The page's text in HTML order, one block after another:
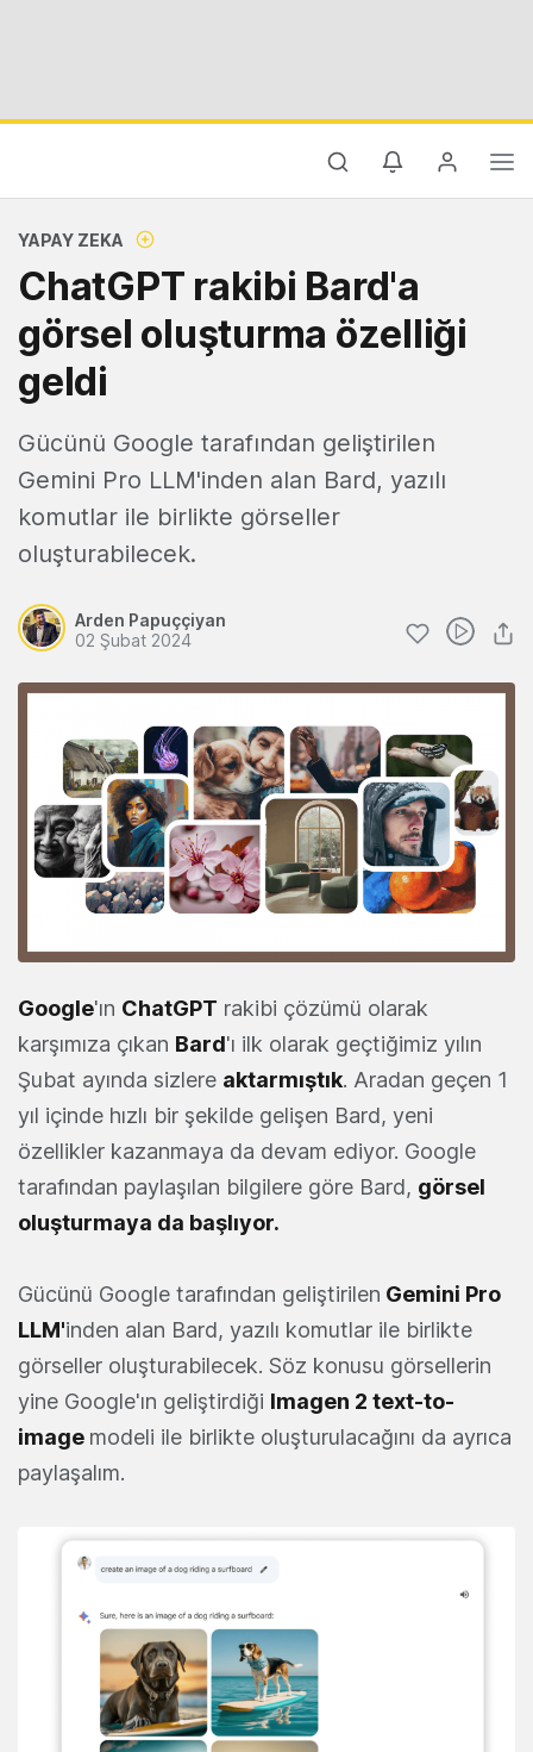
YAPAY ZEKA
ChatGPT rakibi Bard'a
görsel oluşturma özelliği
geldi
Gücünü Google tarafından geliştirilen
Gemini Pro LLM'inden alan Bard, yazılı
komutlar ile birlikte görseller
oluşturabilecek.
Arden Papuççiyan
02 Şubat 2024
Google'ın ChatGPT rakibi çözümü olarak
karşımıza çıkan Bard'ı ilk olarak geçtiğimiz yılın
Şubat ayında sizlere aktarmıştık. Aradan geçen 1
yıl içinde hızlı bir şekilde gelişen Bard, yeni
özellikler kazanmaya da devam ediyor. Google
tarafından paylaşılan bilgilere göre Bard, görsel
oluşturmaya da başlıyor.
Gücünü Google tarafından geliştirilen Gemini Pro
LLM'inden alan Bard, yazılı komutlar ile birlikte
görseller oluşturabilecek. Söz konusu görsellerin
yine Google'ın geliştirdiği Imagen 2 text-to-
image modeli ile birlikte oluşturulacağını da ayrıca
paylaşalım.